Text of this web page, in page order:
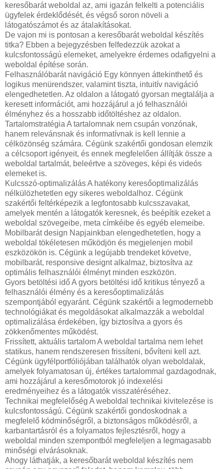
keresőbarát weboldal az, ami igazán felkelti a potenciális
ügyfelek érdeklődését, és végső soron növeli a
látogatószámot és az átalakításokat.
De vajon mi is pontosan a keresőbarát weboldal készítés
titka? Ebben a bejegyzésben felfedezzük azokat a
kulcsfontosságú elemeket, amelyekre érdemes odafigyelni a
weboldal építése során.
Felhasználóbarát navigáció Egy könnyen áttekinthető és
logikus menürendszer, valamint tiszta, intuitív navigáció
elengedhetetlen. Az oldalon a látogató gyorsan megtalálja a
keresett információt, ami hozzájárul a jó felhasználói
élményhez és a hosszabb időtöltéshez az oldalon.
Tartalomstratégia A tartalomnak nem csupán vonzónak,
hanem relevánsnak és informatívnak is kell lennie a
célközönség számára. Cégünk szakértői gondosan elemzik
a célcsoport igényeit, és ennek megfelelően állítják össze a
weboldal tartalmát, beleértve a szöveges, képi és videós
elemeket is.
Kulcsszó-optimalizálás A hatékony keresőoptimalizálás
nélkülözhetetlen egy sikeres weboldalhoz. Cégünk
szakértői feltérképezik a legfontosabb kulcsszavakat,
amelyek mentén a látogatók keresnek, és beépítik ezeket a
weboldal szövegeibe, meta címkéibe és egyéb elemeibe.
Mobilbarát design Napjainkban elengedhetetlen, hogy a
weboldal tökéletesen működjön és megjelenjen mobil
eszközökön is. Cégünk a legújabb trendeket követve,
mobilbarát, responsive designt alkalmaz, biztosítva az
optimális felhasználói élményt minden eszközön.
Gyors betöltési idő A gyors betöltési idő kritikus tényező a
felhasználói élmény és a keresőoptimalizálás
szempontjából egyaránt. Cégünk szakértői a legmodernebb
technológiákat és megoldásokat alkalmazzák a weboldal
optimalizálása érdekében, így biztosítva a gyors és
zökkenőmentes működést.
Frissített, aktuális tartalom A weboldal tartalma nem lehet
statikus, hanem rendszeresen frissíteni, bővíteni kell azt.
Cégünk ügyfélportfóliójában találhatók olyan weboldalak,
amelyek folyamatosan új, értékes tartalommal gazdagodnak,
ami hozzájárul a keresőmotorok jó indexelési
eredményeihez és a látogatók visszatéréséhez.
Technikai megfelelőség A weboldal technikai kivitelezése is
kulcsfontosságú. Cégünk szakértői gondoskodnak a
megfelelő kódminőségről, a biztonságos működésről, a
karbantartásról és a folyamatos fejlesztésről, hogy a
weboldal minden szempontból megfeleljen a legmagasabb
minőségi elvárásoknak.
Ahogy láthatják, a keresőbarát weboldal készítés nem